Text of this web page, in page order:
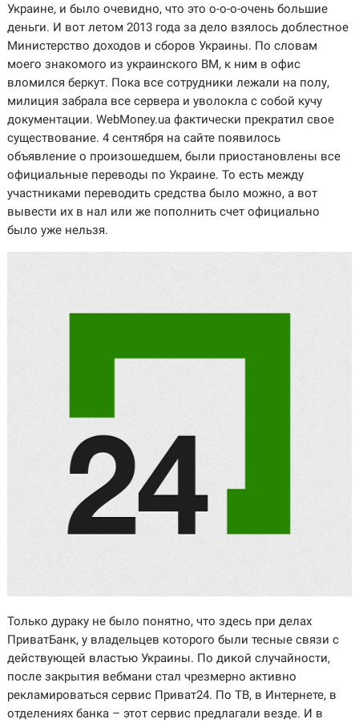
Украине, и было очевидно, что это о-о-о-очень большие
деньги. И вот летом 2013 года за дело взялось доблестное
Министерство доходов и сборов Украины. По словам
моего знакомого из украинского ВМ, к ним в офис
вломился беркут. Пока все сотрудники лежали на полу,
милиция забрала все сервера и уволокла с собой кучу
документации. WebMoney.ua фактически прекратил свое
существование. 4 сентября на сайте появилось
объявление о произошедшем, были приостановлены все
официальные переводы по Украине. То есть между
участниками переводить средства было можно, а вот
вывести их в нал или же пополнить счет официально
было уже нельзя.
Только дураку не было понятно, что здесь при делах
ПриватБанк, у владельцев которого были тесные связи с
действующей властью Украины. По дикой случайности,
после закрытия вебмани стал чрезмерно активно
рекламироваться сервис Приват24. По ТВ, в Интернете, в
отделениях банка – этот сервис предлагали везде. И в